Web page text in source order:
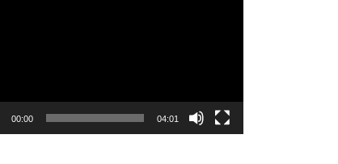
00:00 04:01